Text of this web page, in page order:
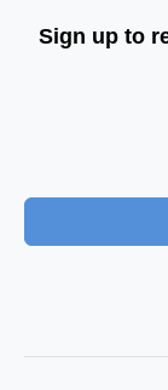
Sign up to